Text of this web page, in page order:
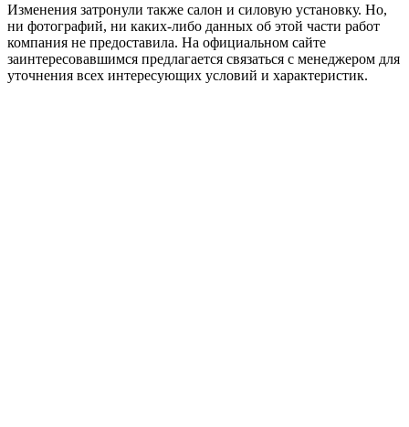
Изменения затронули также салон и силовую установку. Но,
ни фотографий, ни каких-либо данных об этой части работ
компания не предоставила. На официальном сайте
заинтересовавшимся предлагается связаться с менеджером для
уточнения всех интересующих условий и характеристик.